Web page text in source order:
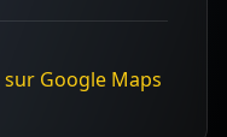
sur Google Maps